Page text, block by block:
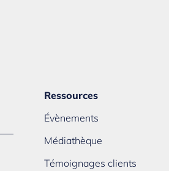
Ressources
Évènements
Médiathèque
Témoignages clients